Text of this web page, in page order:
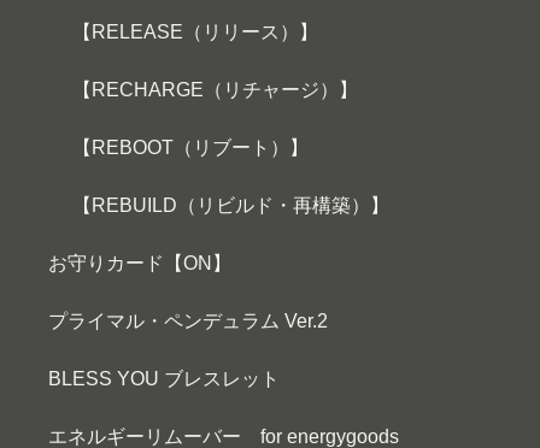
【RELEASE（リリース）】
【RECHARGE（リチャージ）】
【REBOOT（リブート）】
【REBUILD（リビルド・再構築）】
お守りカード【ON】
プライマル・ペンデュラム Ver.2
BLESS YOU ブレスレット
エネルギーリムーバー for energygoods